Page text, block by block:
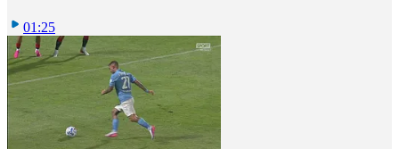
01:25